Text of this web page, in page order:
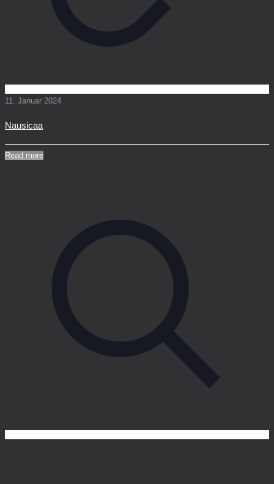
11. Januar 2024
Nausicaa
Read more